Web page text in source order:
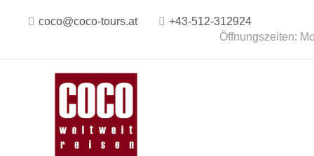
coco@coco-tours.at
+43-512-312924
Öffnungszeiten: